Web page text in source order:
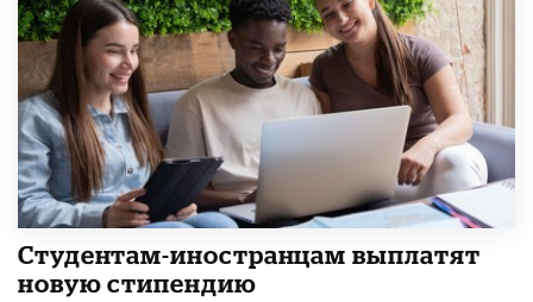
Студентам-иностранцам выплатят
новую стипендию